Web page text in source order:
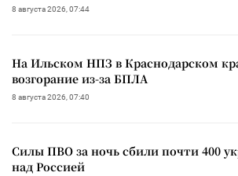
8 августа 2026, 07:44
На Ильском НПЗ в Краснодарском
возгорание из-за БПЛА
8 августа 2026, 07:40
Силы ПВО за ночь сбили почти 400
над Россией